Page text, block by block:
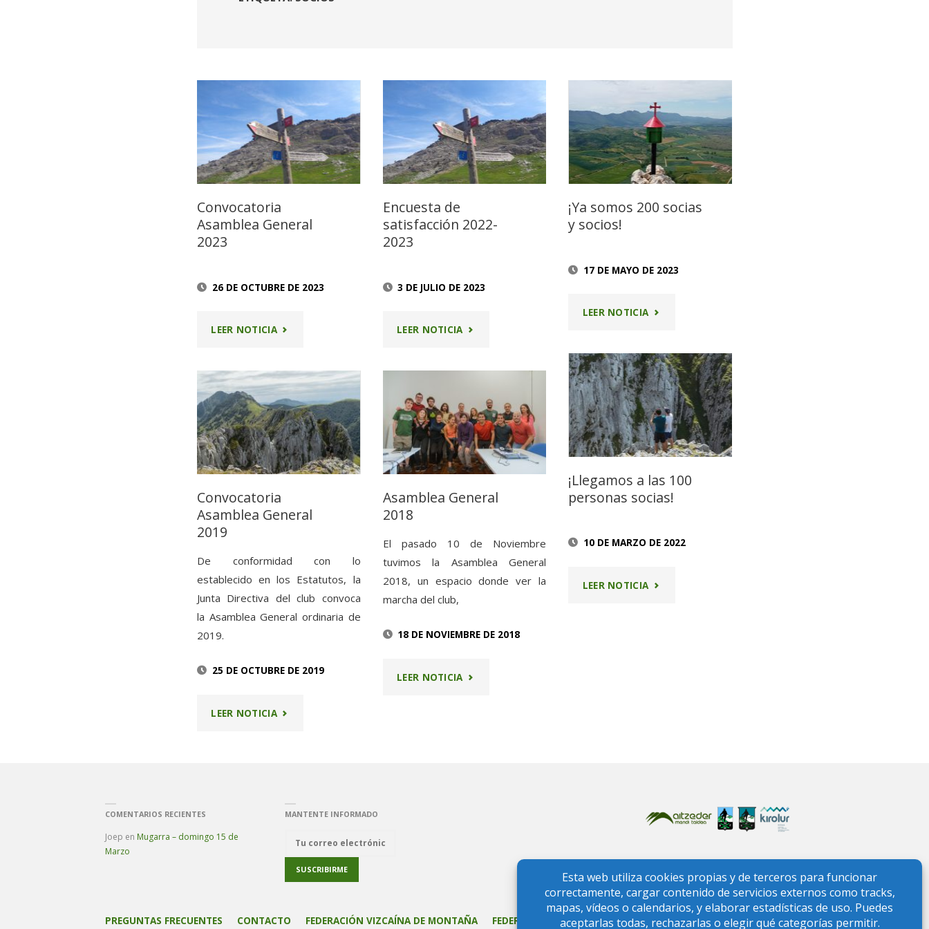
Convocatoria
Asamblea General
2023
26 DE OCTUBRE DE 2023
LEER NOTICIA"CONVOCATORIA
GENERAL
2023"
Encuesta de
satisfacción 2022-
2023
3 DE JULIO DE 2023
LEER NOTICIA"ENCUESTA
2022-
2023"
¡Ya somos 200 socias
y socios!
17 DE MAYO DE 2023
LEER NOTICIA"¡YA
200
SOCIAS
Y
¡Llegamos a las 100
personas socias!
10 DE MARZO DE 2022
LEER NOTICIA"¡LLEGAMOS
Convocatoria
Asamblea General
2019
De conformidad con lo
establecido en los Estatutos, la
Junta Directiva del club convoca
la Asamblea General ordinaria de
2019.
25 DE OCTUBRE DE 2019
LEER NOTICIA"CONVOCATORIA
2019"
Asamblea General
2018
El pasado 10 de Noviembre
tuvimos la Asamblea General
2018, un espacio donde ver la
marcha del club,
18 DE NOVIEMBRE DE 2018
LEER NOTICIA"ASAMBLEA
COMENTARIOS RECIENTES
Joep en Mugarra – domingo 15 de
Marzo
MANTENTE INFORMADO
PREGUNTAS FRECUENTES CONTACTO FEDERACIÓN VIZCAÍNA DE MONTAÑA FEDERACIÓN VASCA DE MONTAÑA